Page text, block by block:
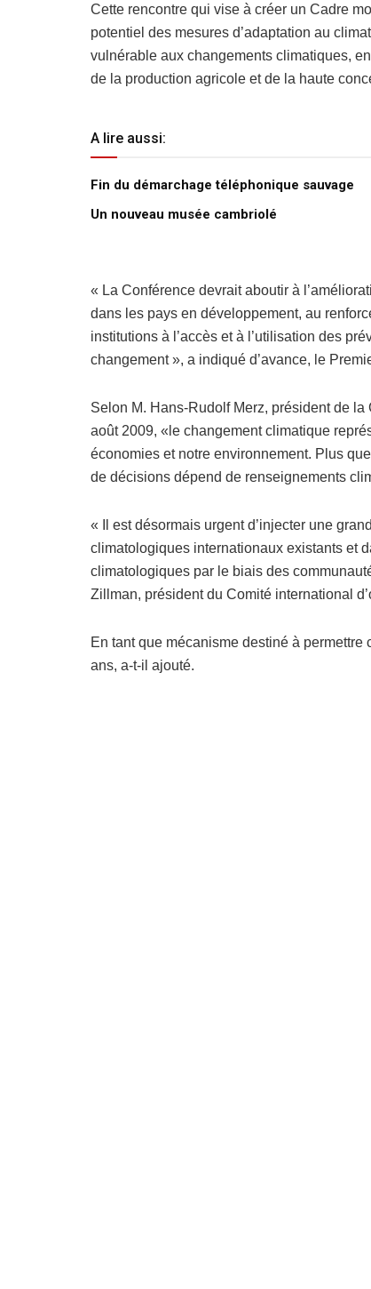
Cette rencontre qui vise à créer un Cadre
potentiel des mesures d’adaptation au
vulnérable aux changements climatiques,
de la production agricole et de la haute
A lire aussi:
Fin du démarchage téléphonique sauvage
Un nouveau musée cambriolé
« La Conférence devrait aboutir à
dans les pays en développement, au
institutions à l’accès et à l’utilisation des
changement », a indiqué d’avance, le
Selon M. Hans-Rudolf Merz, président de
août 2009, «le changement climatique
économies et notre environnement. Plus
de décisions dépend de renseignements
« Il est désormais urgent d’injecter une
climatologiques internationaux existants et
climatologiques par le biais des
Zillman, président du Comité international
En tant que mécanisme destiné à
ans, a-t-il ajouté.